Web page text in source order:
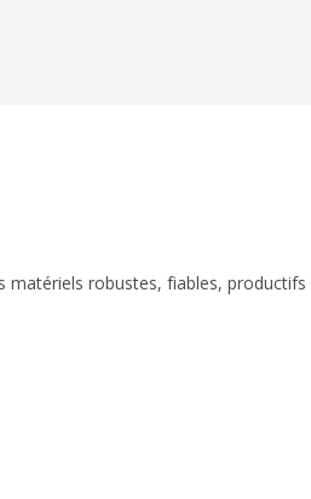
matériels robustes, fiables,